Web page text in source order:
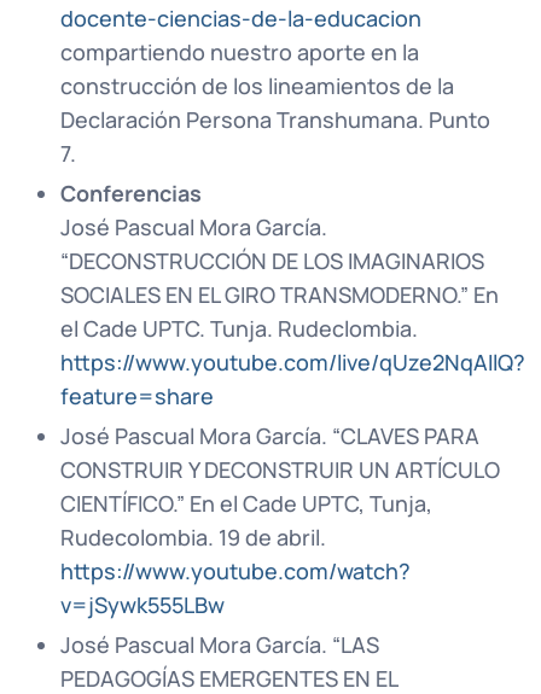
docente-ciencias-de-la-educacion
compartiendo nuestro aporte en la
construcción de los lineamientos de la
Declaración Persona Transhumana. Punto
7.
Conferencias
José Pascual Mora García.
“DECONSTRUCCIÓN DE LOS IMAGINARIOS
SOCIALES EN EL GIRO TRANSMODERNO.” En
el Cade UPTC. Tunja. Rudeclombia.
https://www.youtube.com/live/qUze2NqAIlQ?
feature=share
José Pascual Mora García. “CLAVES PARA
CONSTRUIR Y DECONSTRUIR UN ARTÍCULO
CIENTÍFICO.” En el Cade UPTC, Tunja,
Rudecolombia. 19 de abril.
https://www.youtube.com/watch?
v=jSywk555LBw
José Pascual Mora García. “LAS
PEDAGOGÍAS EMERGENTES EN EL